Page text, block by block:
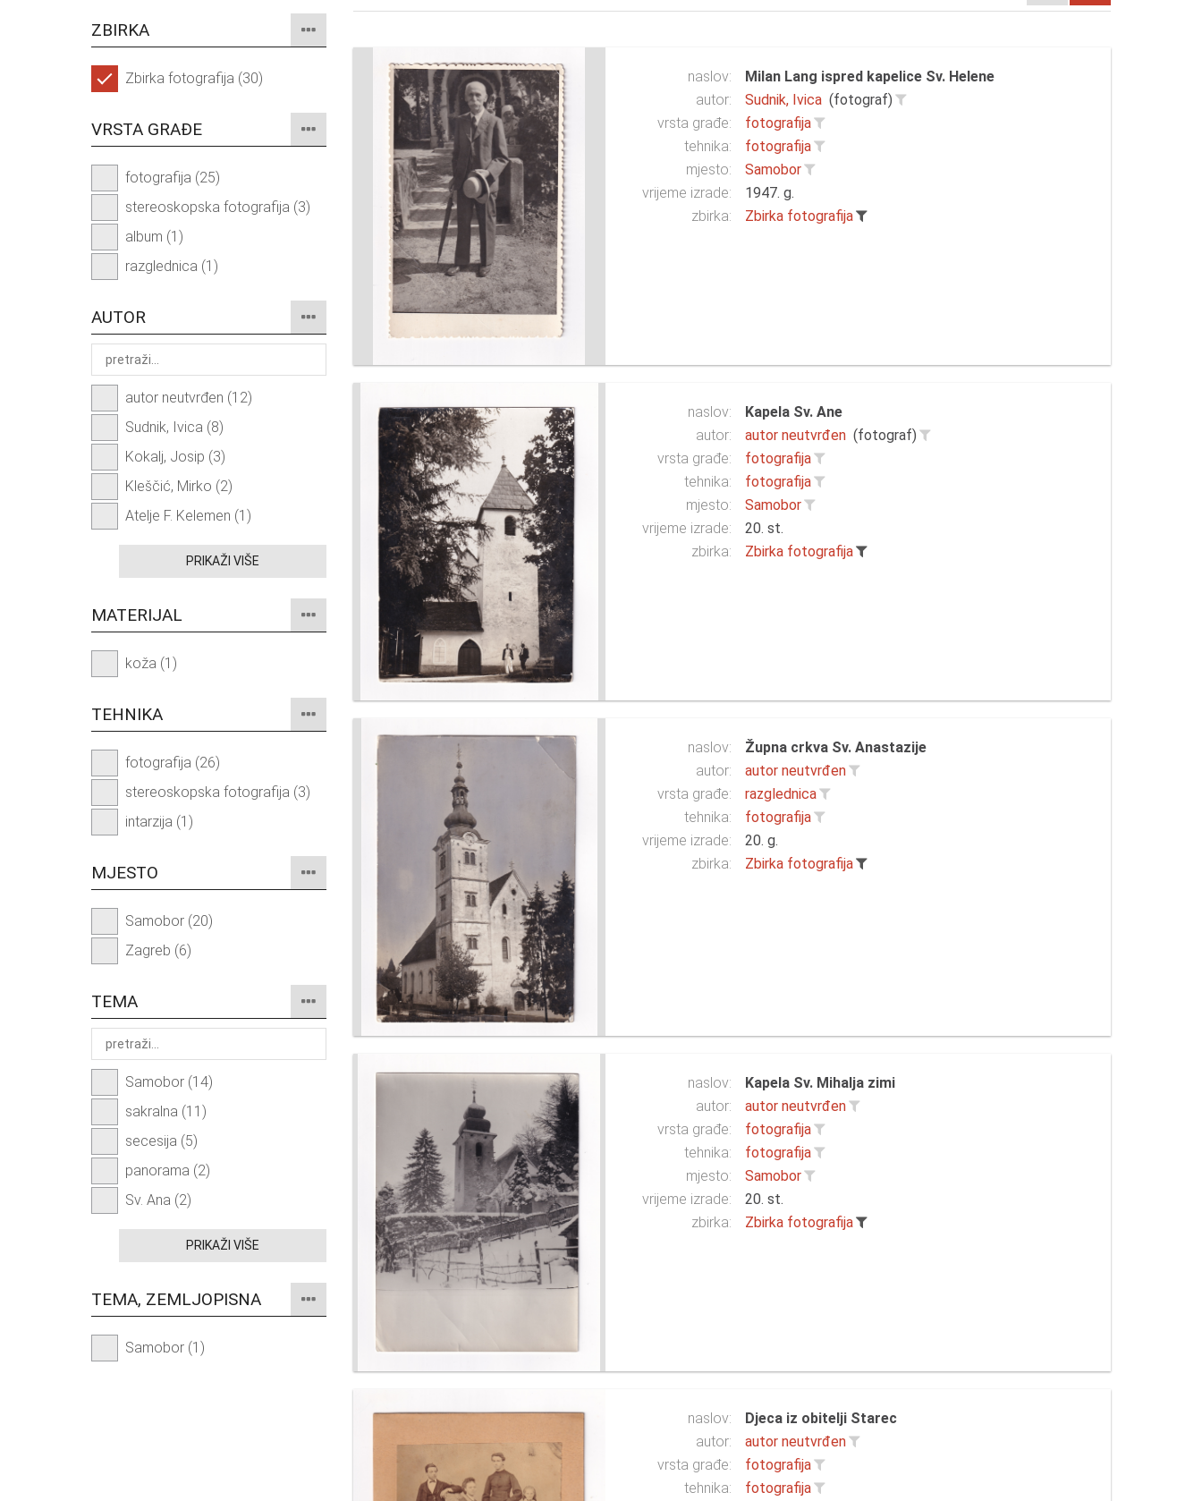
ZBIRKA
Zbirka fotografija (30)
VRSTA GRAĐE
fotografija (25)
stereoskopska fotografija (3)
album (1)
razglednica (1)
AUTOR
autor neutvrđen (12)
Sudnik, Ivica (8)
Kokalj, Josip (3)
Kleščić, Mirko (2)
Atelje F. Kelemen (1)
PRIKAŽI VIŠE
MATERIJAL
koža (1)
TEHNIKA
fotografija (26)
stereoskopska fotografija (3)
intarzija (1)
MJESTO
Samobor (20)
Zagreb (6)
TEMA
Samobor (14)
sakralna (11)
secesija (5)
panorama (2)
Sv. Ana (2)
PRIKAŽI VIŠE
TEMA, ZEMLJOPISNA
Samobor (1)
naslov:
Milan Lang ispred kapelice Sv. Helene
autor:
Sudnik, Ivica (fotograf)
vrsta građe:
fotografija
tehnika:
fotografija
mjesto:
Samobor
vrijeme izrade:
1947. g.
zbirka:
Zbirka fotografija
naslov:
Kapela Sv. Ane
autor:
autor neutvrđen (fotograf)
vrsta građe:
fotografija
tehnika:
fotografija
mjesto:
Samobor
vrijeme izrade:
20. st.
zbirka:
Zbirka fotografija
naslov:
Župna crkva Sv. Anastazije
autor:
autor neutvrđen
vrsta građe:
razglednica
tehnika:
fotografija
vrijeme izrade:
20. g.
zbirka:
Zbirka fotografija
naslov:
Kapela Sv. Mihalja zimi
autor:
autor neutvrđen
vrsta građe:
fotografija
tehnika:
fotografija
mjesto:
Samobor
vrijeme izrade:
20. st.
zbirka:
Zbirka fotografija
naslov:
Djeca iz obitelji Starec
autor:
autor neutvrđen
vrsta građe:
fotografija
tehnika:
fotografija